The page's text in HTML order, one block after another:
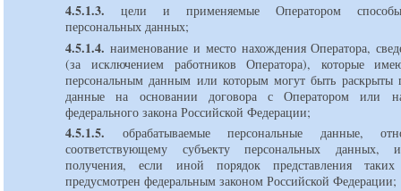
4.5.1.3. цели и применяемые Оператором способы
персональных данных;
4.5.1.4. наименование и место нахождения Оператора,
(за исключением работников Оператора), которые
персональным данным или которым могут быть раскрыты
данные на основании договора с Оператором или
федерального закона Российской Федерации;
4.5.1.5. обрабатываемые персональные данные,
соответствующему субъекту персональных данных,
получения, если иной порядок представления
предусмотрен федеральным законом Российской Федерации;